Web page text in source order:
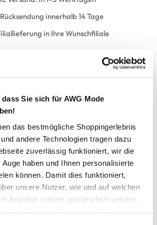
Sie sich für AWG Mode
das bestmögliche Shoppingerlebnis
andere Technologien tragen dazu
zuverlässig funktioniert, wir die
haben und Ihnen personalisierte
können. Damit dies funktioniert,
unsere Nutzer, wie und auf welchen
Angebot nutzen, gespeichert werden.
innerhalb 14 Tage
in Ihre Wunschfiliale
Sweatshirt
von Hailys
Ärmel
Applikation
Ärmeln und am Saum